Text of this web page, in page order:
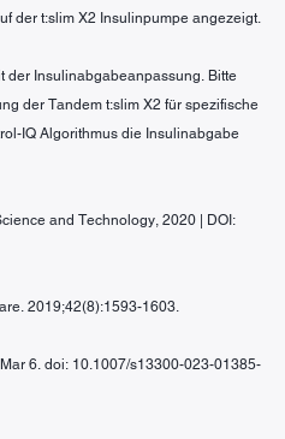
der t:slim X2 Insulinpumpe angezeigt.
der Insulinabgabeanpassung. Bitte
der Tandem t:slim X2 für spezifische
IQ Algorithmus die Insulinabgabe
and Technology, 2020 | DOI:
2019;42(8):1593-1603.
6. doi: 10.1007/s13300-023-01385-